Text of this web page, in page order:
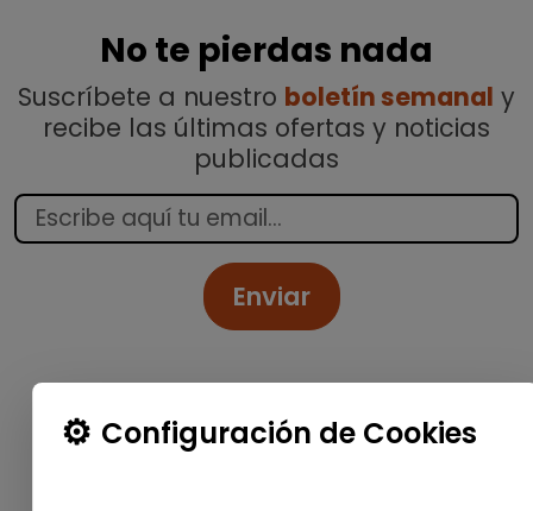
No te pierdas nada
Suscríbete a nuestro boletín semanal y
recibe las últimas ofertas y noticias
publicadas
Enviar
Configuración de Cookies